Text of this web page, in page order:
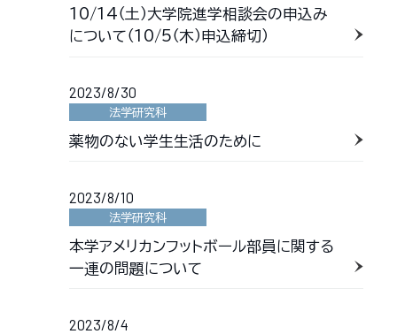
10/14（土）大学院進学相談会の申込み
について（10/5（木）申込締切）
2023/8/30
法学研究科
薬物のない学生生活のために
2023/8/10
法学研究科
本学アメリカンフットボール部員に関する
一連の問題について
2023/8/4